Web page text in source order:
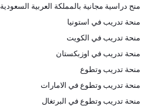
منح دراسية مجانية بالمملكة العربية السعودية
منحة تدريب في استونيا
منحة تدريب في الكويت
منحة تدريب في اوزبكستان
منحة تدريب وتطوع
منحة تدريب وتطوع في الامارات
منحة تدريب وتطوع في البرتغال